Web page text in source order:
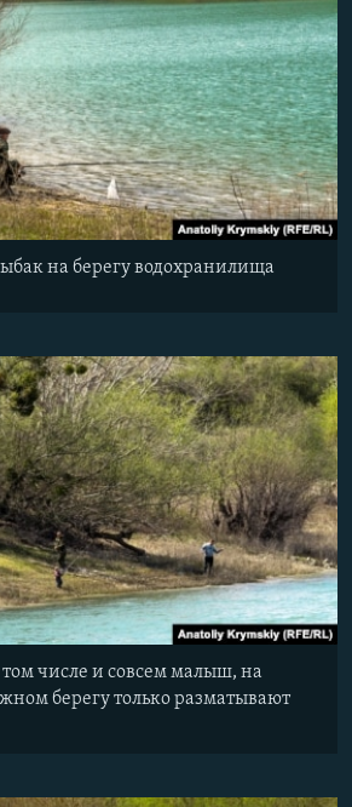
на берегу водохранилища
числе и совсем малыш, на
берегу только разматывают